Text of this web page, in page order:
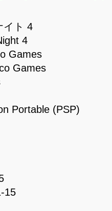
イト 4
4
Games
Games
Portable (PSP)
15